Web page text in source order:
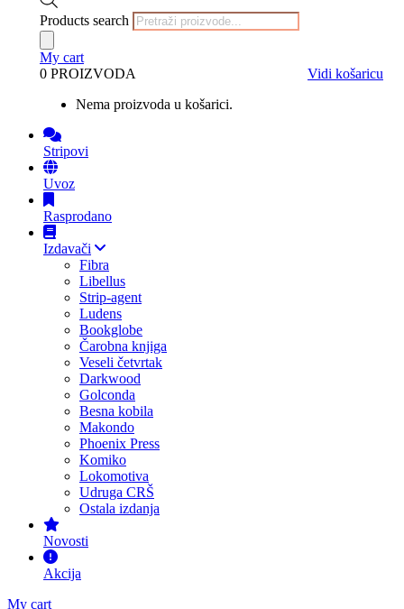
Products search
My cart
0 PROIZVODA
Vidi košaricu
Nema proizvoda u košarici.
Stripovi
Uvoz
Rasprodano
Izdavači
Fibra
Libellus
Strip-agent
Ludens
Bookglobe
Čarobna knjiga
Veseli četvrtak
Darkwood
Golconda
Besna kobila
Makondo
Phoenix Press
Komiko
Lokomotiva
Udruga CRŠ
Ostala izdanja
Novosti
Akcija
My cart